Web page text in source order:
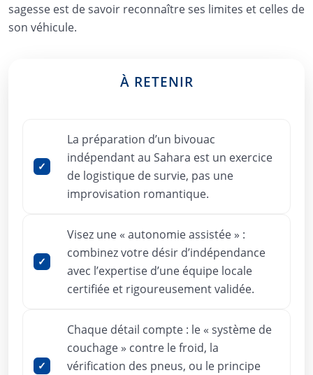
sagesse est de savoir reconnaître ses limites et celles de
son véhicule.
À RETENIR
La préparation d’un bivouac
indépendant au Sahara est un exercice
de logistique de survie, pas une
improvisation romantique.
Visez une « autonomie assistée » :
combinez votre désir d’indépendance
avec l’expertise d’une équipe locale
certifiée et rigoureusement validée.
Chaque détail compte : le « système de
couchage » contre le froid, la
vérification des pneus, ou le principe